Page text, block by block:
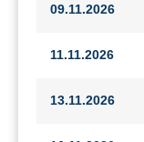
09.11.2026
11.11.2026
13.11.2026